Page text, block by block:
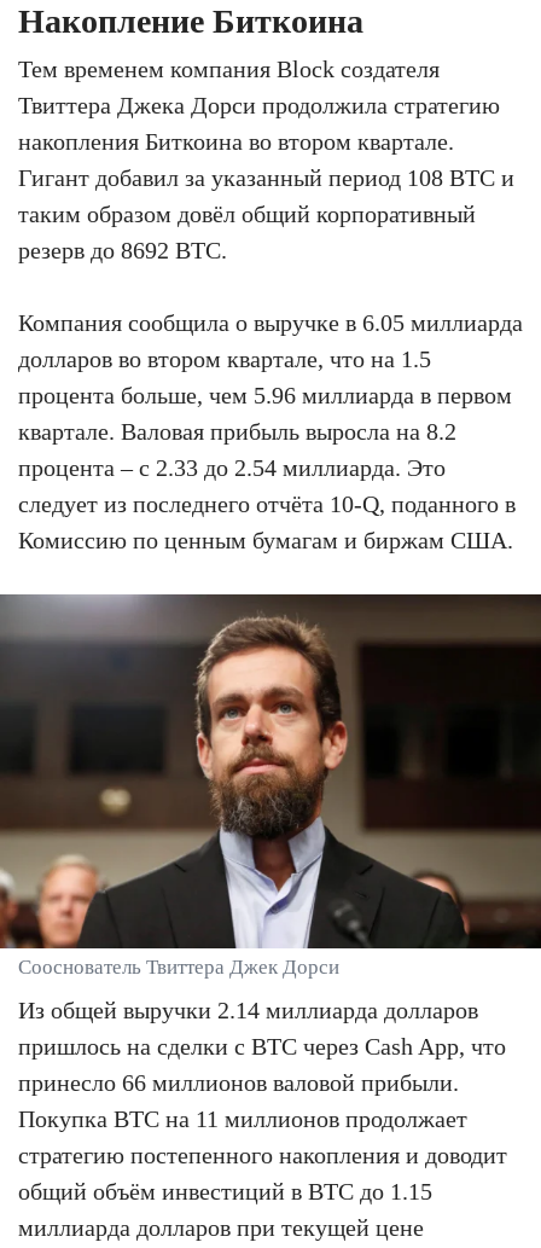
Накопление Биткоина
Тем временем компания Block создателя
Твиттера Джека Дорси продолжила стратегию
накопления Биткоина во втором квартале.
Гигант добавил за указанный период 108 BTC и
таким образом довёл общий корпоративный
резерв до 8692 BTC.
Компания сообщила о выручке в 6.05 миллиарда
долларов во втором квартале, что на 1.5
процента больше, чем 5.96 миллиарда в первом
квартале. Валовая прибыль выросла на 8.2
процента – с 2.33 до 2.54 миллиарда. Это
следует из последнего отчёта 10-Q, поданного в
Комиссию по ценным бумагам и биржам США.
Сооснователь Твиттера Джек Дорси
Из общей выручки 2.14 миллиарда долларов
пришлось на сделки с BTC через Cash App, что
принесло 66 миллионов валовой прибыли.
Покупка BTC на 11 миллионов продолжает
стратегию постепенного накопления и доводит
общий объём инвестиций в BTC до 1.15
миллиарда долларов при текущей цене